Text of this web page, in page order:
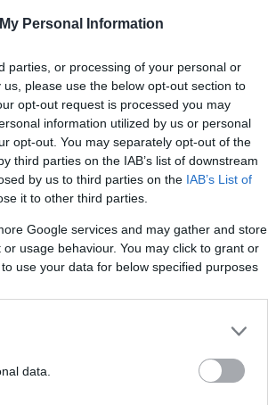
Personal Information
parties, or processing of your personal or
please use the below opt-out section to
opt-out request is processed you may
information utilized by us or personal
opt-out. You may separately opt-out of the
third parties on the IAB’s list of downstream
by us to third parties on the IAB’s List of
it to other third parties.
Google services and may gather and store
usage behaviour. You may click to grant or
use your data for below specified purposes
data.
Ihres
Menstruationszyklus
nimmt ständig zu. Es